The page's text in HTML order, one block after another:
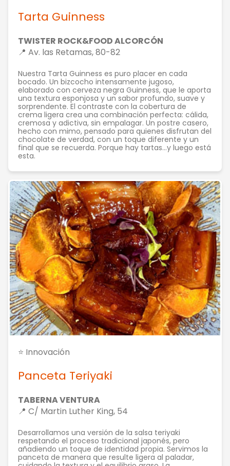
Tarta Guinness
TWISTER ROCK&FOOD ALCORCÓN
📍 Av. las Retamas, 80-82
Nuestra Tarta Guinness es puro placer en cada
bocado. Un bizcocho intensamente jugoso,
elaborado con cerveza negra Guinness, que le aporta
una textura esponjosa y un sabor profundo, suave y
sorprendente. El contraste con la cobertura de
crema ligera crea una combinación perfecta: cálida,
cremosa y adictiva, sin empalagar. Un postre casero,
hecho con mimo, pensado para quienes disfrutan del
chocolate de verdad, con un toque diferente y un
final que se recuerda. Porque hay tartas…y luego está
esta.
⭐ Innovación
Panceta Teriyaki
TABERNA VENTURA
📍 C/ Martin Luther King, 54
Desarrollamos una versión de la salsa teriyaki
respetando el proceso tradicional japonés, pero
añadiendo un toque de identidad propia. Servimos la
panceta de manera que resulte ligera al paladar,